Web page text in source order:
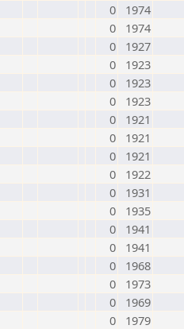
0
1974
0
1974
0
1927
0
1923
0
1923
0
1923
0
1921
0
1921
0
1921
0
1922
0
1931
0
1935
0
1941
0
1941
0
1968
0
1973
0
1969
0
1979